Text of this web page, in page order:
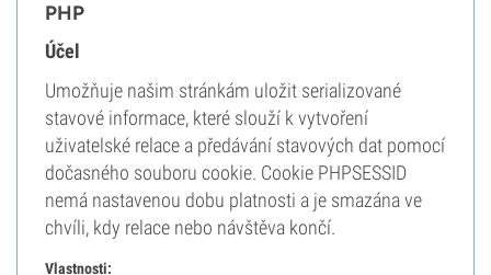
PHP
Účel
Umožňuje našim stránkám uložit serializované
stavové informace, které slouží k vytvoření
uživatelské relace a předávání stavových dat pomocí
dočasného souboru cookie. Cookie PHPSESSID
nemá nastavenou dobu platnosti a je smazána ve
chvíli, kdy relace nebo návštěva končí.
Vlastnosti: